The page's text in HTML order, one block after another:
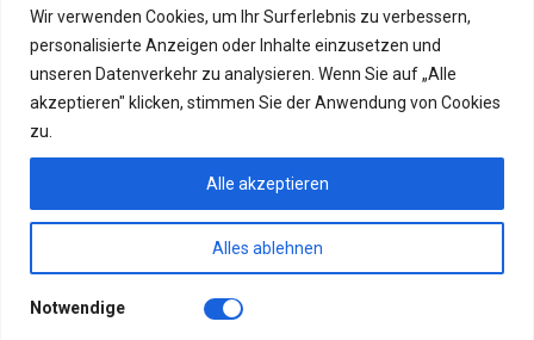
Wir verwenden Cookies, um Ihr Surferlebnis zu verbessern,
personalisierte Anzeigen oder Inhalte einzusetzen und
unseren Datenverkehr zu analysieren. Wenn Sie auf „Alle
akzeptieren" klicken, stimmen Sie der Anwendung von Cookies
zu.
Alles ablehnen
Alle akzeptieren
Notwendige
Aluminiumblech, Blechprofile, Alu Winkelprofil, Warzenbleche,
Edelstahl Lochblech und vieles weiteres. Desweiteren bieten
wir auch Laserschneiden, Edelstahl Schilder,
Wasserstrahlschneiden, Firmenlogos aus Edelstahl, Fußmatten
aus Edelstahl an.
Wir akzeptieren
BlechMal © 2021. Alle Rechte vorbehalten